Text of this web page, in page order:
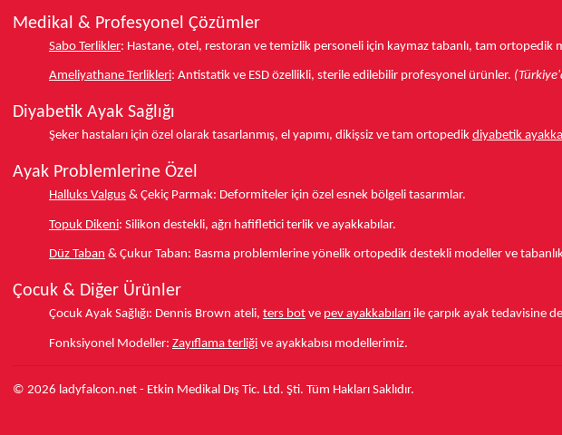
Medikal & Profesyonel Çözümler
Sabo Terlikler: Hastane, otel, restoran ve temizlik personeli için kaymaz tabanlı, tam ortopedik
Ameliyathane Terlikleri: Antistatik ve ESD özellikli, sterile edilebilir profesyonel ürünler.
Diyabetik Ayak Sağlığı
Şeker hastaları için özel olarak tasarlanmış, el yapımı, dikişsiz ve tam ortopedik diyabetik
Ayak Problemlerine Özel
Halluks Valgus & Çekiç Parmak: Deformiteler için özel esnek bölgeli tasarımlar.
Topuk Dikeni: Silikon destekli, ağrı hafifletici terlik ve ayakkabılar.
Düz Taban & Çukur Taban: Basma problemlerine yönelik ortopedik destekli modeller ve
Çocuk & Diğer Ürünler
Çocuk Ayak Sağlığı: Dennis Brown ateli, ters bot ve pev ayakkabıları ile çarpık ayak tedavisine
Fonksiyonel Modeller: Zayıflama terliği ve ayakkabısı modellerimiz.
© 2026 ladyfalcon.net - Etkin Medikal Dış Tic. Ltd. Şti. Tüm Hakları Saklıdır.